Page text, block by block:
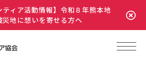
ティア活動情報】令和８年熊本地
災地に想いを寄せる方へ